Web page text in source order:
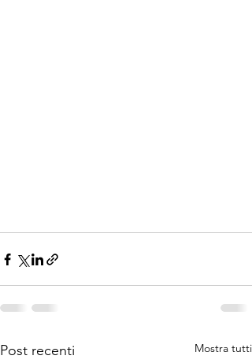
Post recenti Mostra tutti